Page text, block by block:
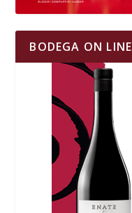
BODEGA ON LINE